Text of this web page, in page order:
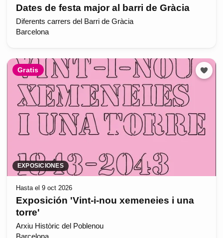
Dates de festa major al barri de Gràcia
Diferents carrers del Barri de Gràcia
Barcelona
Gratis
EXPOSICIONES
Hasta el 9 oct 2026
Exposición 'Vint-i-nou xemeneies i una
torre'
Arxiu Històric del Poblenou